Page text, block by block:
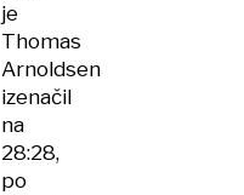
je
Thomas
Arnoldsen
izenačil
na
28:28,
po